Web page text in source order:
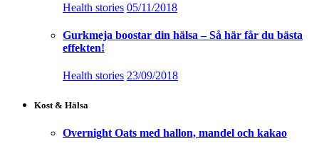
Health stories 05/11/2018
Gurkmeja boostar din hälsa – Så här får du bästa
effekten!
Health stories 23/09/2018
Kost & Hälsa
Overnight Oats med hallon, mandel och kakao